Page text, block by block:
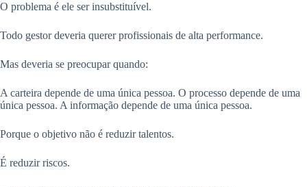
O problema é ele ser insubstituível.
Todo gestor deveria querer profissionais de alta performance.
Mas deveria se preocupar quando:
A carteira depende de uma única pessoa. O processo depende de uma
única pessoa. A informação depende de uma única pessoa.
Porque o objetivo não é reduzir talentos.
É reduzir riscos.